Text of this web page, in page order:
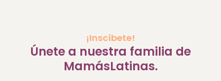
¡Inscíbete!
Únete a nuestra familia de
MamásLatinas.